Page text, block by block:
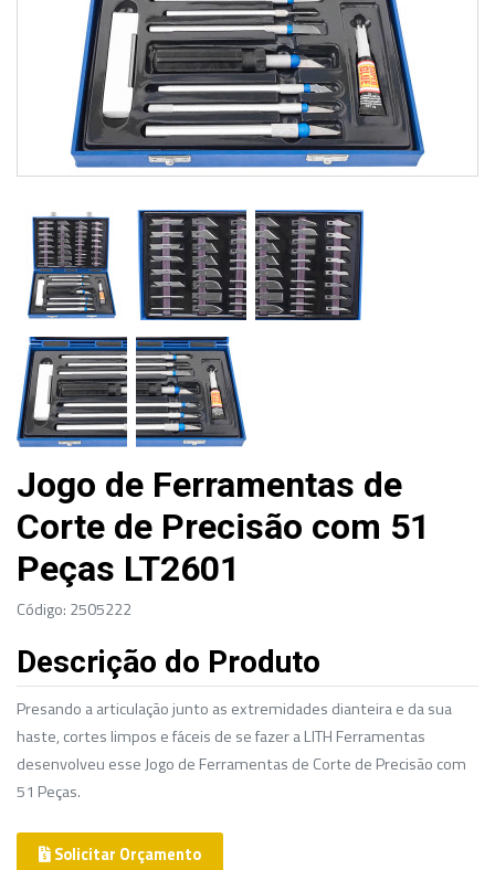
Jogo de Ferramentas de
Corte de Precisão com 51
Peças LT2601
Código: 2505222
Descrição do Produto
Presando a articulação junto as extremidades dianteira e da sua
haste, cortes limpos e fáceis de se fazer a LITH Ferramentas
desenvolveu esse Jogo de Ferramentas de Corte de Precisão com
51 Peças.
Solicitar Orçamento